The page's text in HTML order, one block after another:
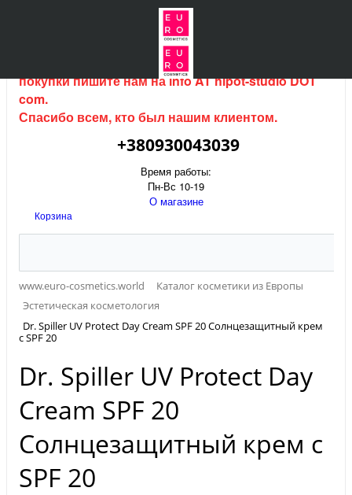
Интернет магазин (данный сайт) продается, для
покупки пишите нам наinfo AT hipot-studio DOT
com.
Спасибо всем, кто был нашим клиентом.
+380930043039
Время работы:
Пн-Вс 10-19
О магазине
Корзина
www.euro-cosmetics.world
Каталог косметики из Европы
Эстетическая косметология
Dr. Spiller UV Protect Day Cream SPF 20 Солнцезащитный крем
с SPF 20
Dr. Spiller UV Protect Day
Cream SPF 20
Солнцезащитный крем с
SPF 20